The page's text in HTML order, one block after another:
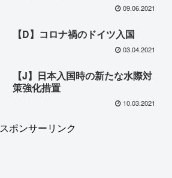
09.06.2021
【D】コロナ禍のドイツ入国
03.04.2021
【J】日本入国時の新たな水際対
策強化措置
10.03.2021
スポンサーリンク